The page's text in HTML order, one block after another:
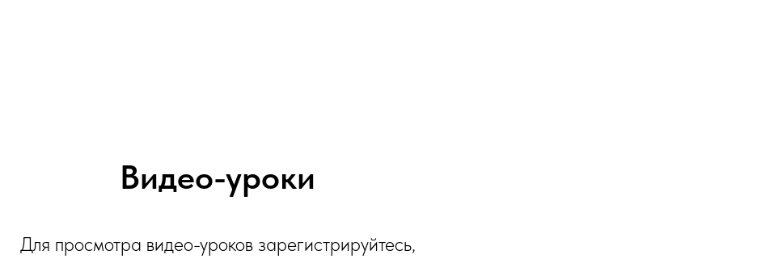
Видео-уроки
Для просмотра видео-уроков зарегистрируйтесь,